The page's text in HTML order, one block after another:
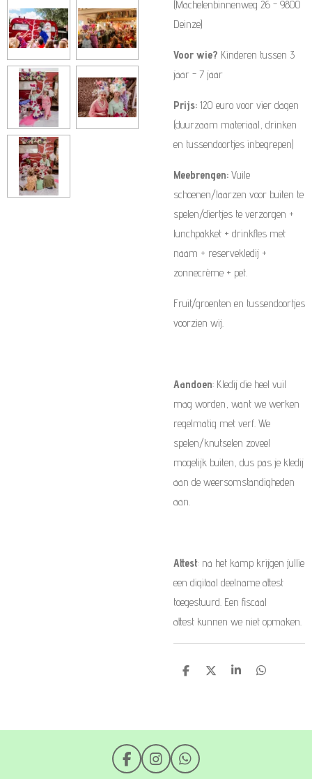
(Machelenbinnenweg 26 - 9800
Deinze)
Voor wie? Kinderen tussen 3
jaar - 7 jaar
Prijs: 120 euro voor vier dagen
(duurzaam materiaal, drinken
en tussendoortjes inbegrepen)
Meebrengen: Vuile
schoenen/laarzen voor buiten te
spelen/diertjes te verzorgen +
lunchpakket + drinkfles met
naam + reservekledij +
zonnecrème + pet.
Fruit/groenten en tussendoortjes
voorzien wij.
Aandoen: Kledij die heel vuil
mag worden, want we werken
regelmatig met verf. We
spelen/knutselen zoveel
mogelijk buiten, dus pas je kledij
aan de weersomstandigheden
aan.
Attest: na het kamp krijgen jullie
een digitaal deelname attest
toegestuurd. Een fiscaal
attest kunnen we niet opmaken.
D
D
S
D
F
I
W